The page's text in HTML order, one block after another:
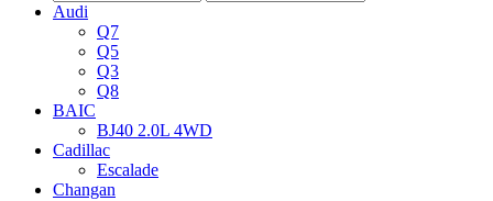
Audi
Q7
Q5
Q3
Q8
BAIC
BJ40 2.0L 4WD
Cadillac
Escalade
Changan